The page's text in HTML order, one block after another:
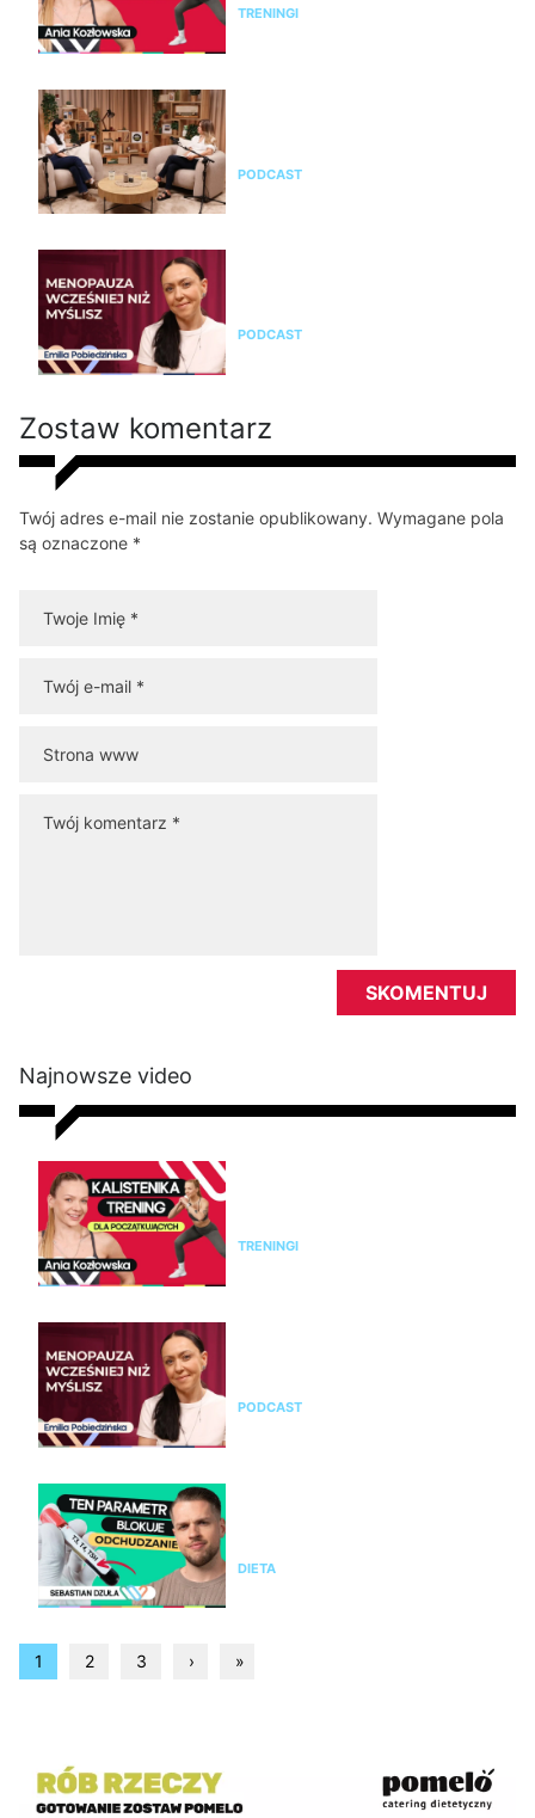
TRENINGI
PODCAST
PODCAST
Zostaw komentarz
Twój adres e-mail nie zostanie opublikowany. Wymagane pola
są oznaczone *
Najnowsze video
TRENINGI
PODCAST
DIETA
1 2 3 › »